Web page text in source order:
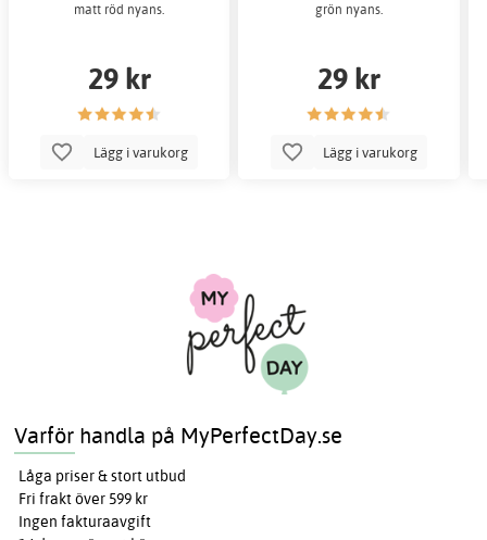
matt röd nyans.
29 kr
Lägg i varukorg
grön nyans.
29 kr
Lägg i varukorg
Varför handla på MyPerfectDay.se
Låga priser & stort utbud
Fri frakt över 599 kr
Ingen fakturaavgift